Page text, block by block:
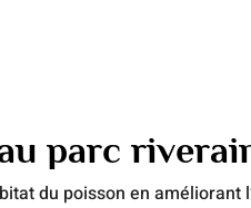
parc
du poisson en améliorant